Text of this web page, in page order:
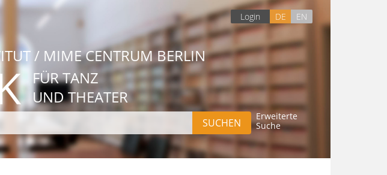
Login DE EN
/ MIME CENTRUM BERLIN
FÜR TANZ
UND THEATER
Erweiterte
Suche